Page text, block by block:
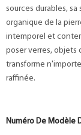
sources durables,
organique de la
intemporel et
poser verres, objets
transforme
raffinée.
Numéro De Modèle